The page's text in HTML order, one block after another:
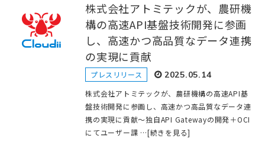
株式会社アトミテックが、農研機
構の高速API基盤技術開発に参画
し、高速かつ高品質なデータ連携
の実現に貢献
プレスリリース 2025.05.14
株式会社アトミテックが、農研機構の高速API基
盤技術開発に参画し、高速かつ高品質なデータ連
携の実現に貢献～独自API Gatewayの開発＋OCI
にてユーザー課 …[続きを見る]